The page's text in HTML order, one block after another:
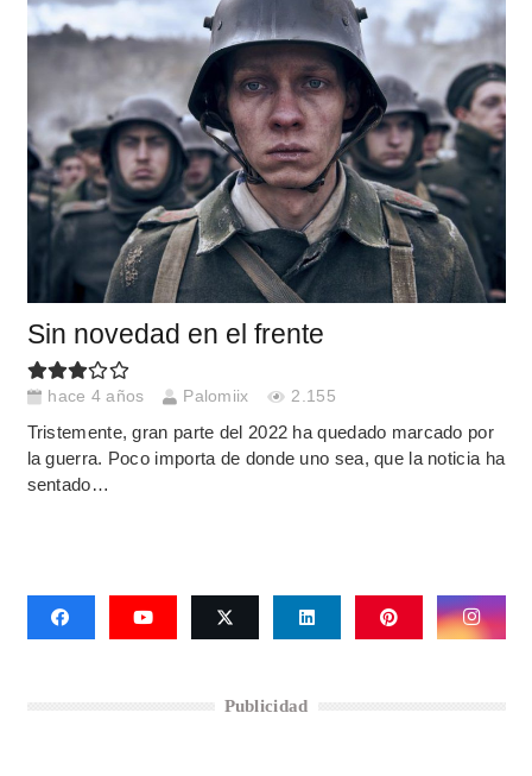
Sin novedad en el frente
hace 4 años Palomiix 2.155
Tristemente, gran parte del 2022 ha quedado marcado por
la guerra. Poco importa de donde uno sea, que la noticia ha
sentado…
Publicidad